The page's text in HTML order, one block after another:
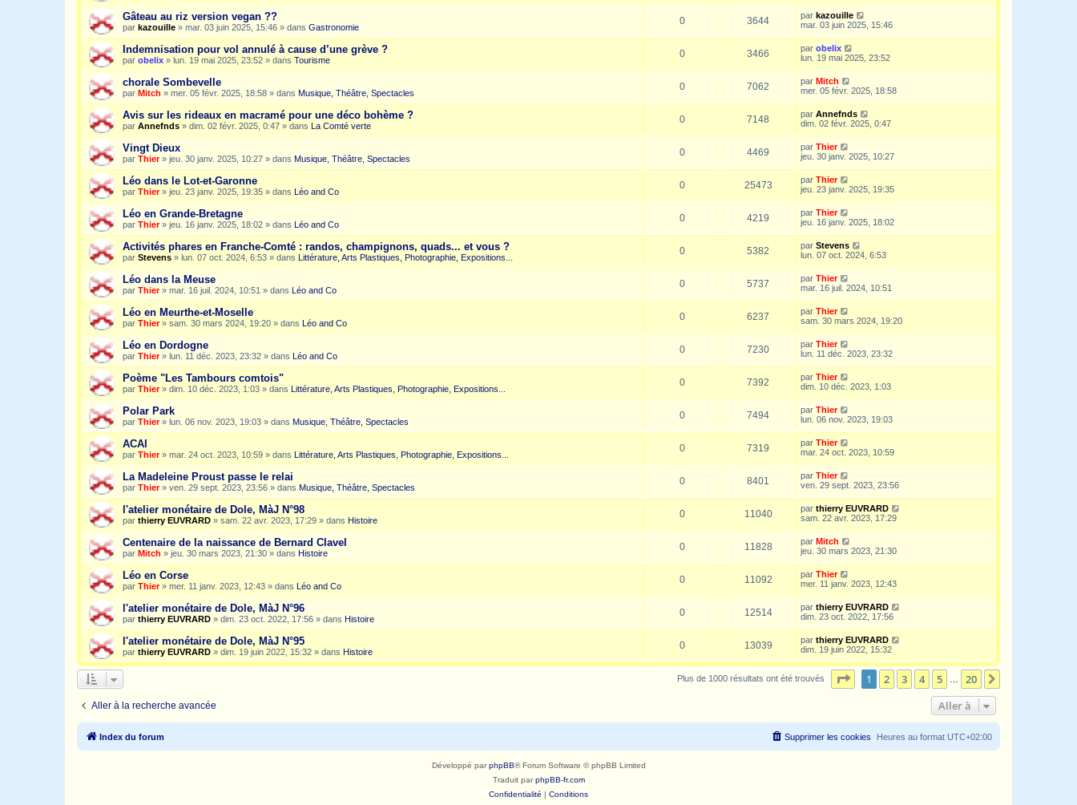
Gâteau au riz version vegan ??
par kazouille » mar. 03 juin 2025, 15:46 » dans Gastronomie
0 3644 par kazouille
mar. 03 juin 2025, 15:46
Indemnisation pour vol annulé à cause d’une grève ?
par obelix » lun. 19 mai 2025, 23:52 » dans Tourisme
0 3466 par obelix
lun. 19 mai 2025, 23:52
chorale Sombevelle
par Mitch » mer. 05 févr. 2025, 18:58 » dans Musique, Théâtre, Spectacles
0 7062 par Mitch
mer. 05 févr. 2025, 18:58
Avis sur les rideaux en macramé pour une déco bohème ?
par Annefnds » dim. 02 févr. 2025, 0:47 » dans La Comté verte
0 7148 par Annefnds
dim. 02 févr. 2025, 0:47
Vingt Dieux
par Thier» jeu. 30 janv. 2025, 10:27 » dans Musique, Théâtre, Spectacles
0 4469 par Thier
jeu. 30 janv. 2025, 10:27
Léo dans le Lot-et-Garonne
par Thier» jeu. 23 janv. 2025, 19:35 » dans Léo and Co
0 25473 par Thier
jeu. 23 janv. 2025, 19:35
Léo en Grande-Bretagne
par Thier» jeu. 16 janv. 2025, 18:02 » dans Léo and Co
0 4219 par Thier
jeu. 16 janv. 2025, 18:02
Activités phares en Franche-Comté : randos, champignons, quads... et vous ?
par Stevens » lun. 07 oct. 2024, 6:53 » dans Littérature, Arts Plastiques, Photographie, Expositions...
0 5382 par Stevens
lun. 07 oct. 2024, 6:53
Léo dans la Meuse
par Thier» mar. 16 juil. 2024, 10:51 » dans Léo and Co
0 5737 par Thier
mar. 16 juil. 2024, 10:51
Léo en Meurthe-et-Moselle
par Thier» sam. 30 mars 2024, 19:20 » dans Léo and Co
0 6237 par Thier
sam. 30 mars 2024, 19:20
Léo en Dordogne
par Thier» lun. 11 déc. 2023, 23:32 » dans Léo and Co
0 7230 par Thier
lun. 11 déc. 2023, 23:32
Poème "Les Tambours comtois"
par Thier» dim. 10 déc. 2023, 1:03 » dans Littérature, Arts Plastiques, Photographie, Expositions...
0 7392 par Thier
dim. 10 déc. 2023, 1:03
Polar Park
par Thier» lun. 06 nov. 2023, 19:03 » dans Musique, Théâtre, Spectacles
0 7494 par Thier
lun. 06 nov. 2023, 19:03
ACAI
par Thier» mar. 24 oct. 2023, 10:59 » dans Littérature, Arts Plastiques, Photographie, Expositions...
0 7319 par Thier
mar. 24 oct. 2023, 10:59
La Madeleine Proust passe le relai
par Thier» ven. 29 sept. 2023, 23:56 » dans Musique, Théâtre, Spectacles
0 8401 par Thier
ven. 29 sept. 2023, 23:56
l'atelier monétaire de Dole, MàJ N°98
par thierry EUVRARD » sam. 22 avr. 2023, 17:29 » dans Histoire
0 11040 par thierry EUVRARD
sam. 22 avr. 2023, 17:29
Centenaire de la naissance de Bernard Clavel
par Mitch » jeu. 30 mars 2023, 21:30 » dans Histoire
0 11828 par Mitch
jeu. 30 mars 2023, 21:30
Léo en Corse
par Thier» mer. 11 janv. 2023, 12:43 » dans Léo and Co
0 11092 par Thier
mer. 11 janv. 2023, 12:43
l'atelier monétaire de Dole, MàJ N°96
par thierry EUVRARD » dim. 23 oct. 2022, 17:56 » dans Histoire
0 12514 par thierry EUVRARD
dim. 23 oct. 2022, 17:56
l'atelier monétaire de Dole, MàJ N°95
par thierry EUVRARD » dim. 19 juin 2022, 15:32 » dans Histoire
0 13039 par thierry EUVRARD
dim. 19 juin 2022, 15:32
Plus de 1000 résultats ont été trouvés Page sur20
1 2 3 4 5 20
Aller à la recherche avancée Aller à
Index du forum Heures au format UTC+02:00
Supprimer les cookies
Développé parphpBB® Forum Software © phpBB Limited
Traduit parphpBB-fr.com
Confidentialité | Conditions